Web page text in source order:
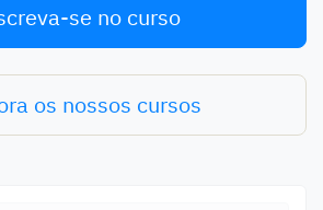
se no curso
os nossos cursos